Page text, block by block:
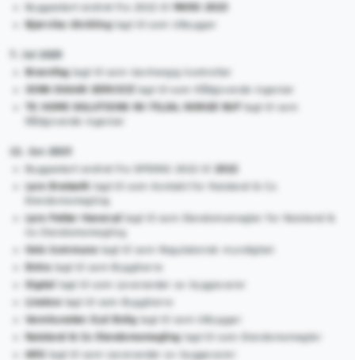
Byggestart endret fra 2022 til
MARS 2023
Bjørvika Utviklinglagt til som Utbygger
7. Jul 2025
Brannfaglagt til som Uavhengig kontrollør
JONN SKAAR SERVICE
lagt til som Rådgivende ingeniør
TK HOME SOLUTIONS NV FILIAL NORGE NUF
lagt til som
Rådgivende ingeniør
12. Jun 2025
Byggestart endret fra SPRING 2022 til
2022
Lars Bratseth
lagt til som Kontakt for Røisland & Co
Eiendomsmegling
Lars Petter Hansrud
lagt til som Eiendomsmegler for Røisland &
Co Eiendomsmegling
Oslo kommune lagt til som Regulatorisk myndighet
Entra lagt til som Byggherre
Sigdal
lagt til som Leverandør av byggevarer
Linstow lagt til som Byggherre
Vannkunsten Syd Boliglagt til som Utbygger
Røisland & Co Eiendomsmeglinglagt til som Eiendomsmegler
AEG
lagt til som Leverandør av byggevarer